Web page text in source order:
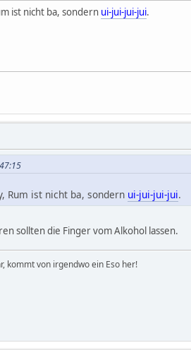
ist nicht ba, sondern ui-jui-jui-jui.
Rum ist nicht ba, sondern ui-jui-jui-jui.
sollten die Finger vom Alkohol lassen.
kommt von irgendwo ein Eso her!